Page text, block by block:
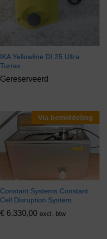
IKA Yellowline DI 25 Ultra
Turrax
Gereserveerd
Via bemiddeling
Constant Systems Constant
Cell Disruption System
€ 6.330,00 excl. btw